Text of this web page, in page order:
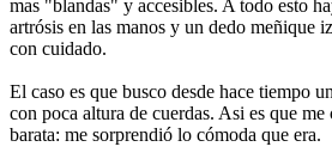
mas "blandas" y accesibles. A todo esto
artrósis en las manos y un dedo meñique
con cuidado.
El caso es que busco desde hace tiempo
con poca altura de cuerdas. Asi es que
barata: me sorprendió lo cómoda que era.